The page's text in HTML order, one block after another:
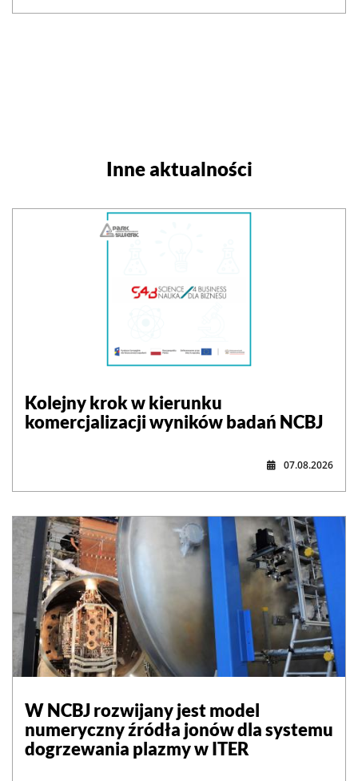
Inne aktualności
Kolejny krok w kierunku
komercjalizacji wyników badań NCBJ
07.08.2026
W NCBJ rozwijany jest model
numeryczny źródła jonów dla systemu
dogrzewania plazmy w ITER